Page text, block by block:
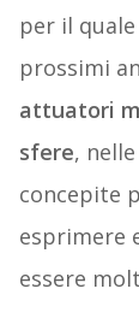
per il
prossimi
attuatori
sfere, nelle
concepite
esprimere
essere